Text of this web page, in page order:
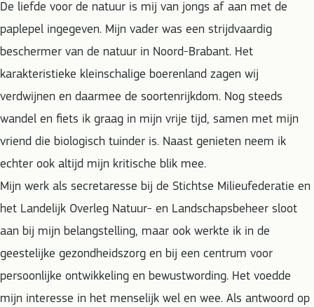
De liefde voor de natuur is mij van jongs af aan met de
paplepel ingegeven. Mijn vader was een strijdvaardig
beschermer van de natuur in Noord-Brabant. Het
karakteristieke kleinschalige boerenland zagen wij
verdwijnen en daarmee de soortenrijkdom. Nog steeds
wandel en fiets ik graag in mijn vrije tijd, samen met mijn
vriend die biologisch tuinder is. Naast genieten neem ik
echter ook altijd mijn kritische blik mee.
Mijn werk als secretaresse bij de Stichtse Milieufederatie en
het Landelijk Overleg Natuur- en Landschapsbeheer sloot
aan bij mijn belangstelling, maar ook werkte ik in de
geestelijke gezondheidszorg en bij een centrum voor
persoonlijke ontwikkeling en bewustwording. Het voedde
mijn interesse in het menselijk wel en wee. Als antwoord op